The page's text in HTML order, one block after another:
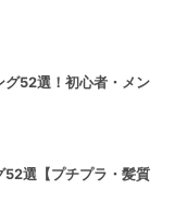
グ52選！初心者・メン
52選【プチプラ・髪質